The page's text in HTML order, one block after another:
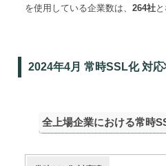
を使用している企業数は、 264社
2024年4月 常時SSL化 対
全上場企業における常時